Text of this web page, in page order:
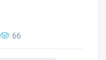
66